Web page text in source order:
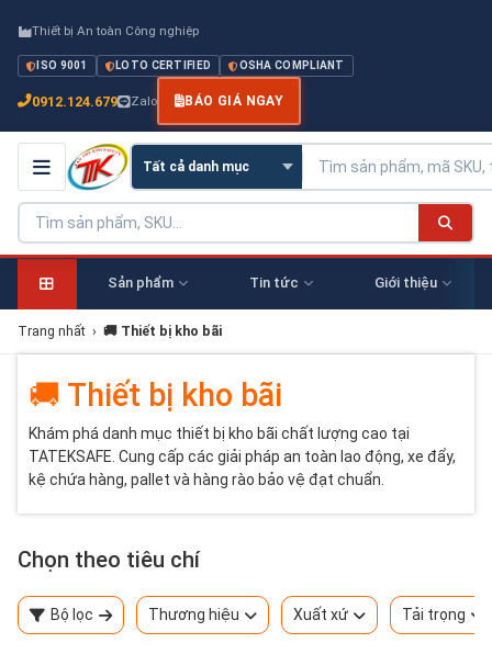
Thiết bị An toàn Công nghiệp
ISO 9001 LOTO CERTIFIED OSHA COMPLIANT
0912.124.679 Zalo BÁO GIÁ NGAY
Sản phẩm Tin tức Giới thiệu
Trang nhất › 🚚 Thiết bị kho bãi
🚚 Thiết bị kho bãi
Khám phá danh mục thiết bị kho bãi chất lượng cao tại
TATEKSAFE. Cung cấp các giải pháp an toàn lao động, xe đẩy,
kệ chứa hàng, pallet và hàng rào bảo vệ đạt chuẩn.
Chọn theo tiêu chí
Bộ lọc Thương hiệu Xuất xứ Tải trọng